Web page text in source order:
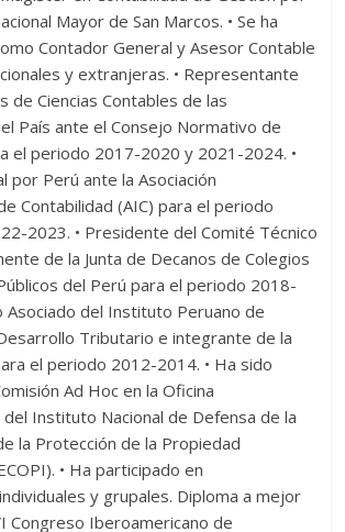
Mayor de San Marcos. • Se ha
Contador General y Asesor Contable
y extranjeras. • Representante
de Ciencias Contables de las
País ante el Consejo Normativo de
el periodo 2017-2020 y 2021-2024. •
por Perú ante la Asociación
Contabilidad (AIC) para el periodo
2023. • Presidente del Comité Técnico
de la Junta de Decanos de Colegios
del Perú para el periodo 2018-
Asociado del Instituto Peruano de
Tributario e integrante de la
el periodo 2012-2014. • Ha sido
Ad Hoc en la Oficina
Instituto Nacional de Defensa de la
la Protección de la Propiedad
• Ha participado en
y grupales. Diploma a mejor
Congreso Iberoamericano de